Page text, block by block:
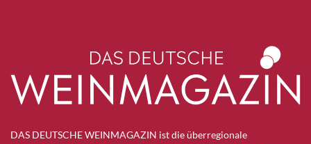
DAS DEUTSCHE WEINMAGAZIN ist die überregionale